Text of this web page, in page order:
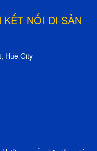
NỐI DI SẢN
Hue City